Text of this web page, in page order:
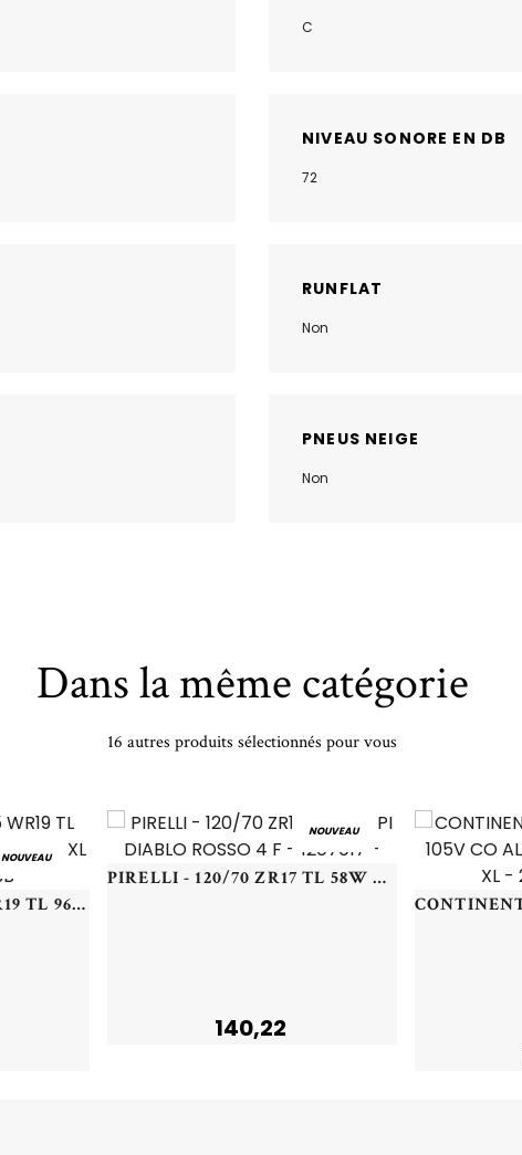
C
NIVEAU SONORE EN DB
72
RUNFLAT
Non
PNEUS NEIGE
Non
Dans la même catégorie
16 autres produits sélectionnés pour vous
NOUVEAU
HANKOOK - 225/45 WR19 TL 96W HA H750A KINERGY 4S2 X XL - 2254519 - CBB
NOUVEAU
PIRELLI - 120/70 ZR17 TL 58W PI DIABLO ROSSO 4 F - 1207017 -
140,22